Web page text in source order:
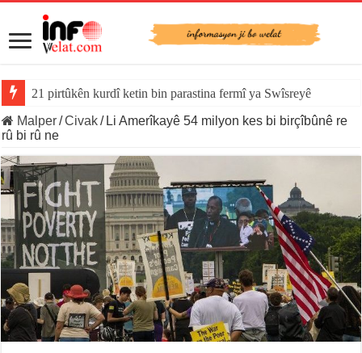
21 pirtûkên kurdî ketin bin parastina fermî ya Swîsreyê
Malper/Civak/ Li Amerîkayê 54 milyon kes bi birçîbûnê re
rû bi rû ne